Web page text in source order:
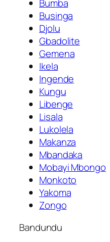
Bumba
Businga
Djolu
Gbadolite
Gemena
Ikela
Ingende
Kungu
Libenge
Lisala
Lukolela
Makanza
Mbandaka
Mobayi Mbongo
Monkoto
Yakoma
Zongo
Bandundu